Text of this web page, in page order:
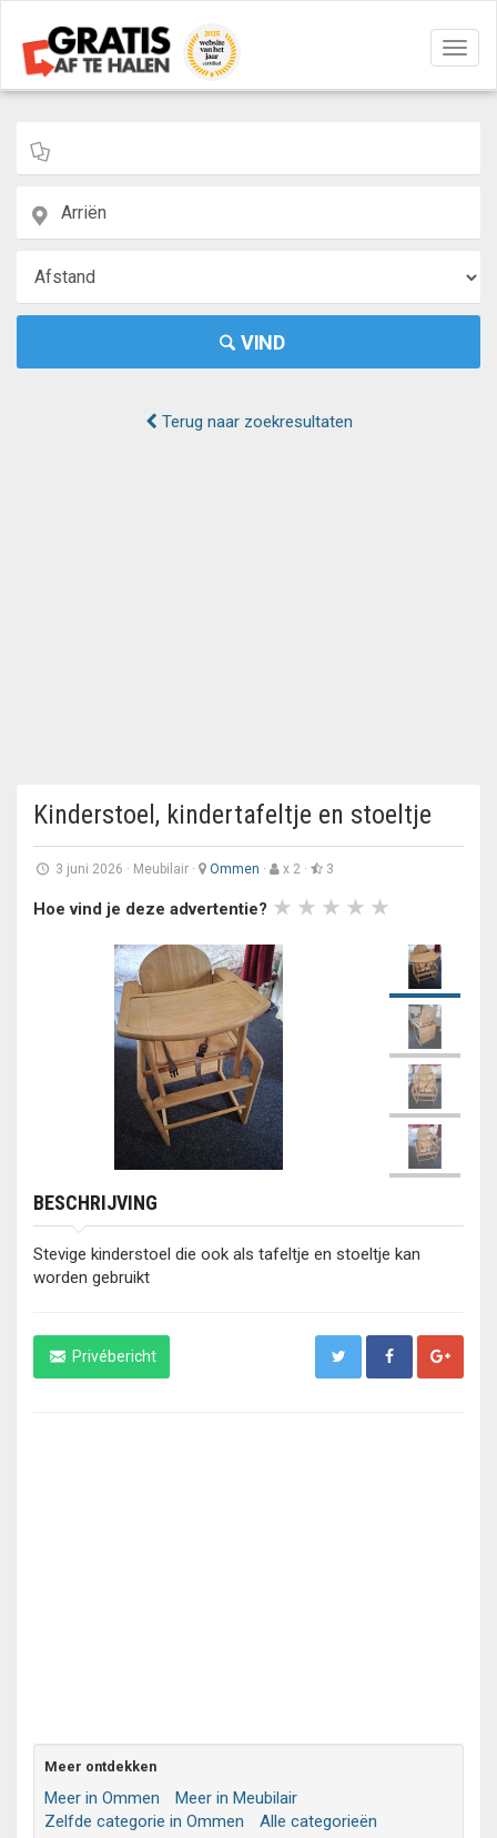
aan/
VIND
Terug naar zoekresultaten
Kinderstoel, kindertafeltje en stoeltje
3 juni 2026 · Meubilair· Ommen · x 2 · 3
Hoe vind je deze advertentie?
BESCHRIJVING
Stevige kinderstoel die ook als tafeltje en stoeltje kan
worden gebruikt
Privébericht
Meer ontdekken
Meer in Ommen
Meer in Meubilair
Zelfde categorie in Ommen
Alle categorieën